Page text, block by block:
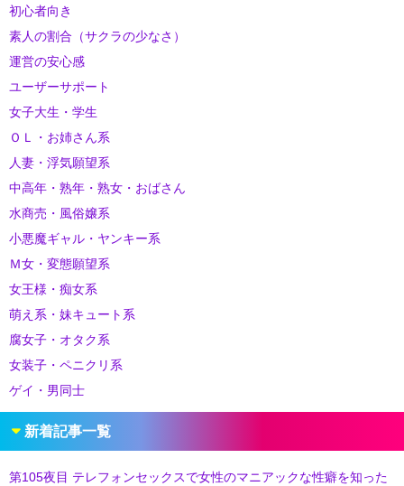
初心者向き
素人の割合（サクラの少なさ）
運営の安心感
ユーザーサポート
女子大生・学生
ＯＬ・お姉さん系
人妻・浮気願望系
中高年・熟年・熟女・おばさん
水商売・風俗嬢系
小悪魔ギャル・ヤンキー系
Ｍ女・変態願望系
女王様・痴女系
萌え系・妹キュート系
腐女子・オタク系
女装子・ペニクリ系
ゲイ・男同士
新着記事一覧
第105夜目 テレフォンセックスで女性のマニアックな性癖を知った